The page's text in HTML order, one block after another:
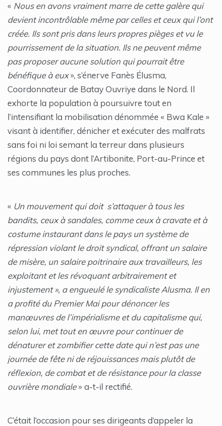
« Nous en avons vraiment marre de cette galère qui
devient incontrôlable même par celles et ceux qui l’ont
créée. Ils sont pris dans leurs propres pièges et vu le
pourrissement de la situation. Ils ne peuvent même
pas proposer aucune solution qui pourrait être
bénéfique à eux», s’énerve Fanès Élusma,
Coordonnateur de Batay Ouvriye dans le Nord. Il
exhorte la population à poursuivre tout en
l’intensifiant la mobilisation dénommée « Bwa Kale »
visant à identifier, dénicher et exécuter des malfrats
sans foi ni loi semant la terreur dans plusieurs
régions du pays dont l’Artibonite, Port-au-Prince et
ses communes les plus proches.
« Un mouvement qui doit s’attaquer à tous les
bandits, ceux à sandales, comme ceux à cravate et à
costume instaurant dans le pays un système de
répression violant le droit syndical, offrant un salaire
de misère, un salaire poitrinaire aux travailleurs, les
exploitant et les révoquant arbitrairement et
injustement », a engueulé le syndicaliste Alusma. Il en
a profité du Premier Mai pour dénoncer les
manœuvres de l’impérialisme et du capitalisme qui,
selon lui, met tout en œuvre pour continuer de
dénaturer et zombifier cette date qui n’est pas une
journée de fête ni de réjouissances mais plutôt de
réflexion, de combat et de résistance pour la classe
ouvrière mondiale» a-t-il rectifié.
C’était l’occasion pour ses dirigeants d’appeler la